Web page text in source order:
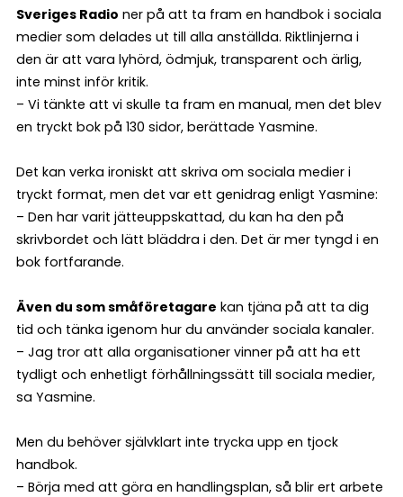
Sveriges Radio ner på att ta fram en handbok i sociala
medier som delades ut till alla anställda. Riktlinjerna i
den är att vara lyhörd, ödmjuk, transparent och ärlig,
inte minst inför kritik.
– Vi tänkte att vi skulle ta fram en manual, men det blev
en tryckt bok på 130 sidor, berättade Yasmine.
Det kan verka ironiskt att skriva om sociala medier i
tryckt format, men det var ett genidrag enligt Yasmine:
– Den har varit jätteuppskattad, du kan ha den på
skrivbordet och lätt bläddra i den. Det är mer tyngd i en
bok fortfarande.
Även du som småföretagare kan tjäna på att ta dig
tid och tänka igenom hur du använder sociala kanaler.
– Jag tror att alla organisationer vinner på att ha ett
tydligt och enhetligt förhållningssätt till sociala medier,
sa Yasmine.
Men du behöver självklart inte trycka upp en tjock
handbok.
– Börja med att göra en handlingsplan, så blir ert arbete